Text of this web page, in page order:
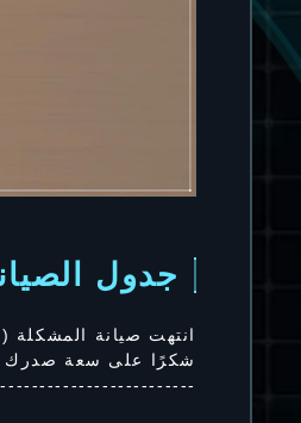
جدول
انتهت صيانة المشكلة
شكرًا على سعة صدرك